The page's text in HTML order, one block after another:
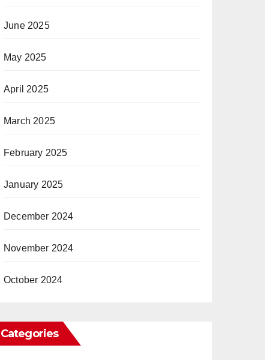
June 2025
May 2025
April 2025
March 2025
February 2025
January 2025
December 2024
November 2024
October 2024
Categories